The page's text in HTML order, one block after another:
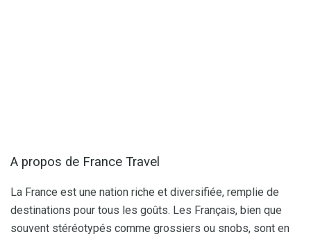
A propos de France Travel
La France est une nation riche et diversifiée, remplie de
destinations pour tous les goûts. Les Français, bien que
souvent stéréotypés comme grossiers ou snobs, sont en